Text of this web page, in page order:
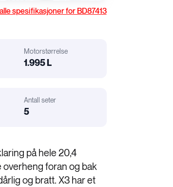
spesifikasjoner for BD87413
Motorstørrelse
1.995 L
Antall seter
5
på hele 20,4
foran og bak
og bratt. X3 har et